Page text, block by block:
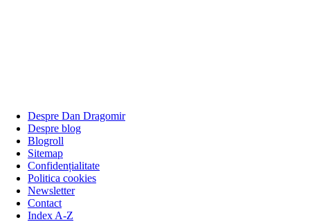
Despre Dan Dragomir
Despre blog
Blogroll
Sitemap
Confidențialitate
Politica cookies
Newsletter
Contact
Index A-Z